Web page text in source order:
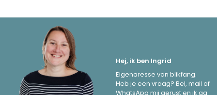
Hej, ik ben Ingrid
Eigenaresse van blikfang.
Heb je een vraag? Bel, mail of
WhatsApp mij gerust en ik ga